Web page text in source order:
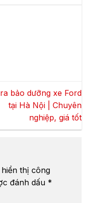
bảo dưỡng xe Ford
tại Hà Nội | Chuyên
nghiệp, giá tốt
thị công
đánh dấu *